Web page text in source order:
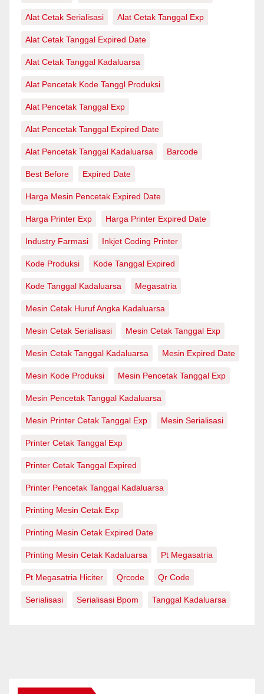
Alat Cetak Serialisasi Alat Cetak Tanggal Exp
Alat Cetak Tanggal Expired Date
Alat Cetak Tanggal Kadaluarsa
Alat Pencetak Kode Tanggl Produksi
Alat Pencetak Tanggal Exp
Alat Pencetak Tanggal Expired Date
Alat Pencetak Tanggal Kadaluarsa Barcode
Best Before Expired Date
Harga Mesin Pencetak Expired Date
Harga Printer Exp Harga Printer Expired Date
Industry Farmasi Inkjet Coding Printer
Kode Produksi Kode Tanggal Expired
Kode Tanggal Kadaluarsa Megasatria
Mesin Cetak Huruf Angka Kadaluarsa
Mesin Cetak Serialisasi Mesin Cetak Tanggal Exp
Mesin Cetak Tanggal Kadaluarsa Mesin Expired Date
Mesin Kode Produksi Mesin Pencetak Tanggal Exp
Mesin Pencetak Tanggal Kadaluarsa
Mesin Printer Cetak Tanggal Exp Mesin Serialisasi
Printer Cetak Tanggal Exp
Printer Cetak Tanggal Expired
Printer Pencetak Tanggal Kadaluarsa
Printing Mesin Cetak Exp
Printing Mesin Cetak Expired Date
Printing Mesin Cetak Kadaluarsa Pt Megasatria
Pt Megasatria Hiciter Qrcode Qr Code
Serialisasi Serialisasi Bpom Tanggal Kadaluarsa